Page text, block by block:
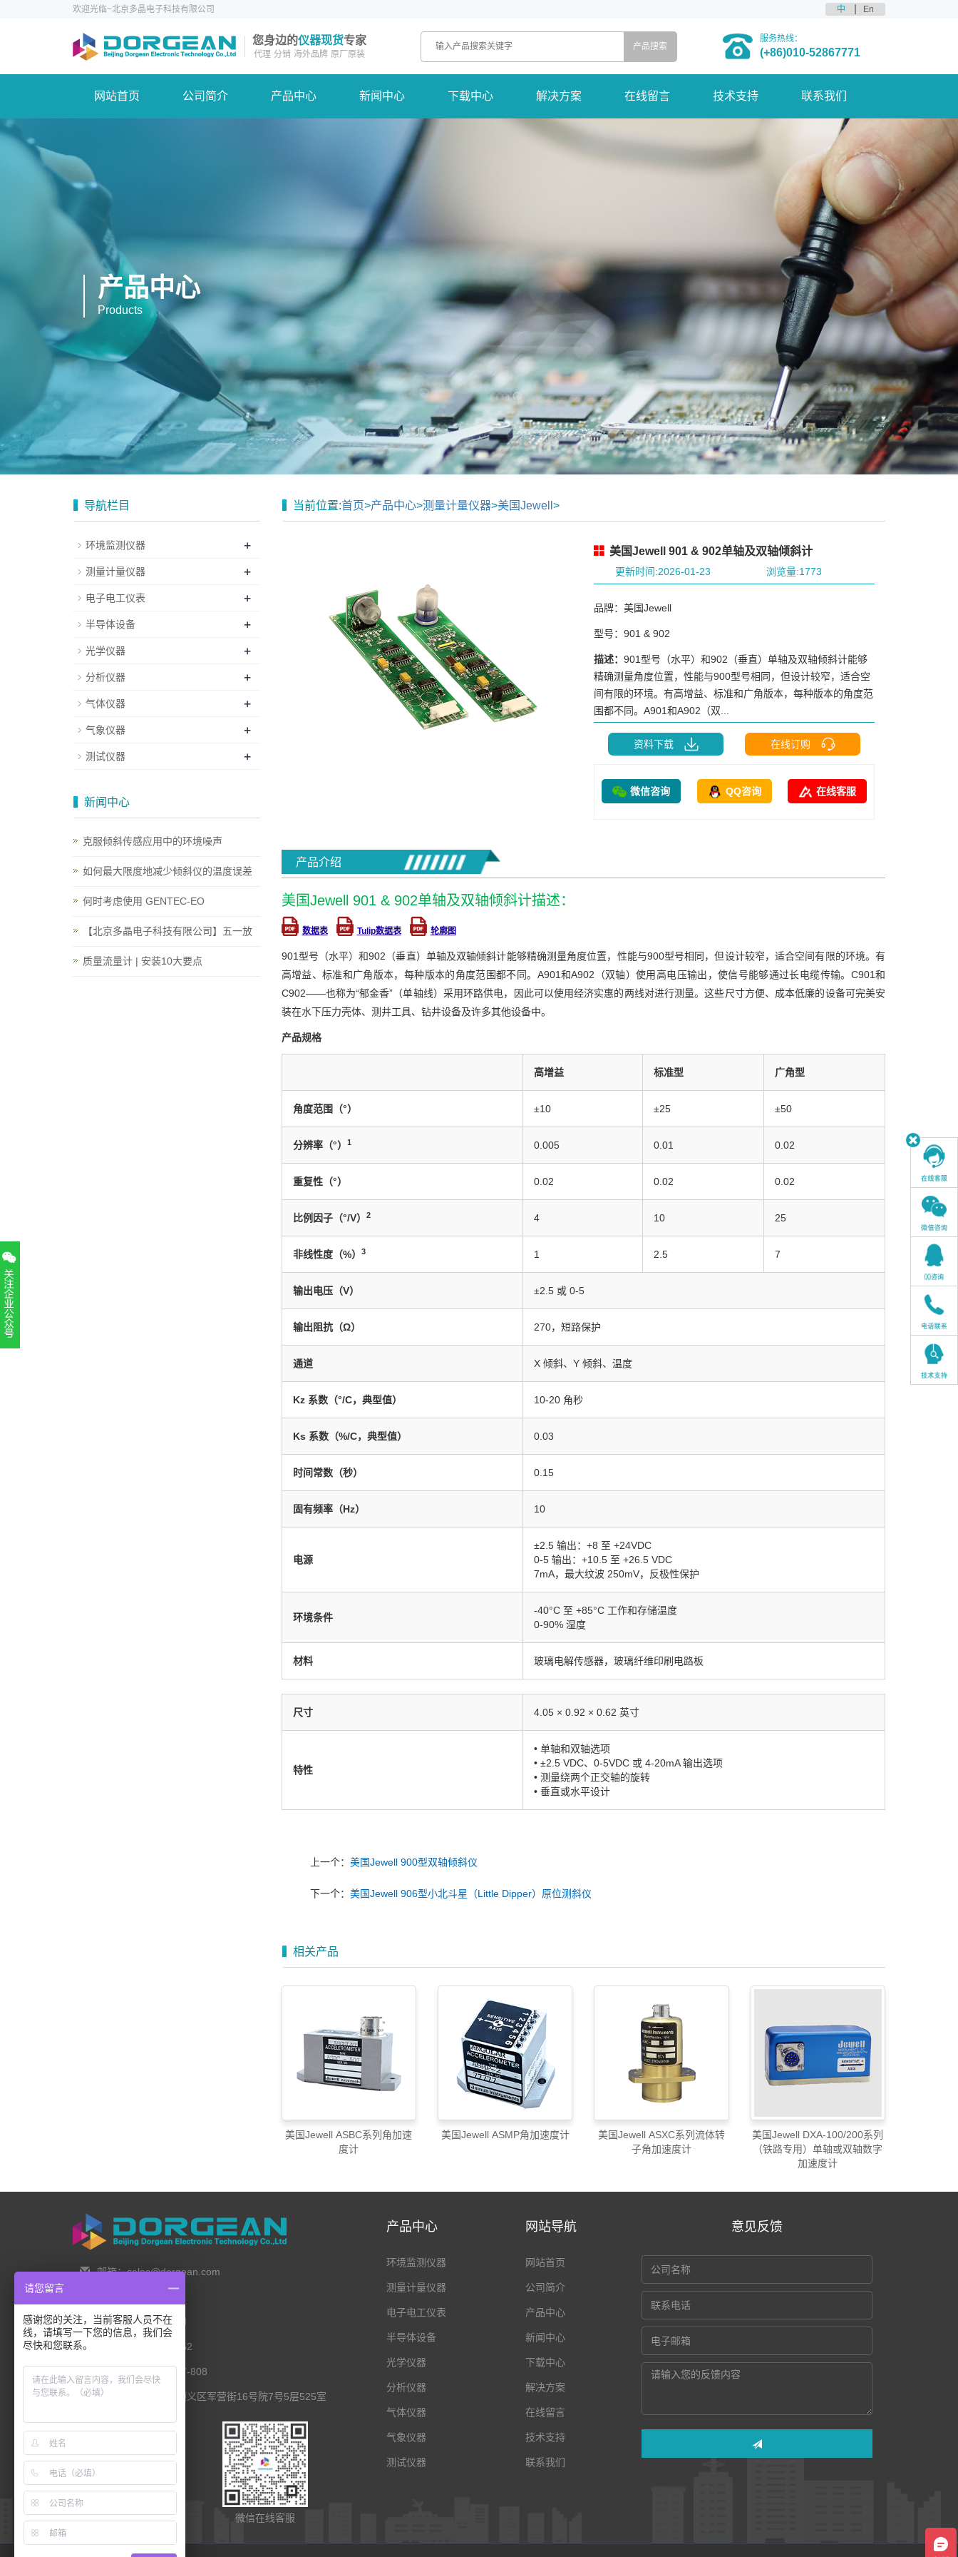
欢迎光临~北京多晶电子科技有限公司 中 En
您身边的仪器现货专家
代理 分销 海外品牌 原厂原装
服务热线：
(+86)010-52867771
网站首页 公司简介 产品中心 新闻中心 下载中心 解决方案 在线留言 技术支持 联系我们
产品中心
Products
当前位置:首页>产品中心>测量计量仪器>美国Jewell >
美国Jewell 901 & 902单轴及双轴倾斜计
更新时间:2026-01-23 浏览量:1773
品牌：美国Jewell
型号：901 & 902
描述：901型号（水平）和902（垂直）单轴及双轴倾斜计能够
精确测量角度位置，性能与900型号相同，但设计较窄，适合空
间有限的环境。有高增益、标准和广角版本，每种版本的角度范
围都不同。A901和A902（双...
资料下载 在线订购
微信咨询 QQ咨询 在线客服
产品介绍
美国Jewell 901 & 902单轴及双轴倾斜计描述：
数据表 Tulip数据表 轮廓图
901型号（水平）和902（垂直）单轴及双轴倾斜计能够精确测量角度位置，性能与900型号相同，但设计较窄，适合空间有限的环境。有
高增益、标准和广角版本，每种版本的角度范围都不同。A901和A902（双轴）使用高电压输出，使信号能够通过长电缆传输。C901和
C902——也称为“郁金香”（单轴线）采用环路供电，因此可以使用经济实惠的两线对进行测量。这些尺寸方便、成本低廉的设备可完美安
装在水下压力壳体、测井工具、钻井设备及许多其他设备中。
产品规格
高增益 标准型 广角型
角度范围（°） ±10 ±25 ±50
分辨率（°） 1 0.005 0.01 0.02
重复性（°） 0.02 0.02 0.02
比例因子（°/V） 2 4 10 25
非线性度（%） 3 1 2.5 7
输出电压（V） ±2.5 或 0-5
输出阻抗（Ω） 270，短路保护
通道 X 倾斜、Y 倾斜、温度
Kz 系数（°/C，典型值） 10-20 角秒
Ks 系数（%/C，典型值） 0.03
时间常数（秒） 0.15
固有频率（Hz） 10
电源
±2.5 输出：+8 至 +24VDC
0-5 输出：+10.5 至 +26.5 VDC
7mA，最大纹波 250mV，反极性保护
环境条件
-40°C 至 +85°C 工作和存储温度
0-90% 湿度
材料 玻璃电解传感器，玻璃纤维印刷电路板
尺寸 4.05 × 0.92 × 0.62 英寸
特性
• 单轴和双轴选项
• ±2.5 VDC、0-5VDC 或 4-20mA 输出选项
• 测量绕两个正交轴的旋转
• 垂直或水平设计
上一个： 美国Jewell 900型双轴倾斜仪
下一个： 美国Jewell 906型小北斗星（Little Dipper）原位测斜仪
相关产品
美国Jewell ASBC系列角加速
度计
美国Jewell ASMP角加速度计
美国Jewell ASXC系列流体转
子角加速度计
美国Jewell DXA-100/200系列
（铁路专用）单轴或双轴数字
加速度计
导航栏目
环境监测仪器 +
测量计量仪器 +
电子电工仪表 +
半导体设备 +
光学仪器 +
分析仪器 +
气体仪器 +
气象仪器 +
测试仪器 +
新闻中心
克服倾斜传感应用中的环境噪声
如何最大限度地减少倾斜仪的温度误差
何时考虑使用 GENTEC-EO
【北京多晶电子科技有限公司】五一放
质量流量计 | 安装10大要点
邮箱：sales@dorgean.com
电话：0l0-5286777I
手机：138 1111 I452
传真：0I0-8235l027-808
联系地址：北京市顺义区军营街16号院7号5层525室
扫码查看移动端 微信在线客服
产品中心
环境监测仪器
测量计量仪器
电子电工仪表
半导体设备
光学仪器
分析仪器
气体仪器
气象仪器
测试仪器
网站导航
网站首页
公司简介
产品中心
新闻中心
下载中心
解决方案
在线留言
技术支持
联系我们
意见反馈
请您留言
感谢您的关注，当前客服人员不在
线，请填写一下您的信息，我们会
尽快和您联系。